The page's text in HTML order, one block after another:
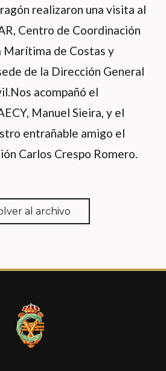
realizaron una visita al
Centro de Coordinación
Marítima de Costas y
de la Dirección General
acompañó el
Manuel Sieira, y el
entrañable amigo el
Carlos Crespo Romero.
al archivo